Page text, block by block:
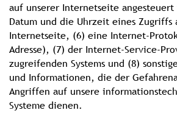
auf unserer Internetseite
Datum und die Uhrzeit eines Zugriffs
Internetseite, (6) eine Internet-
Adresse), (7) der Internet-Service-
zugreifenden Systems und (8)
und Informationen, die der
Angriffen auf unsere
Systeme dienen.